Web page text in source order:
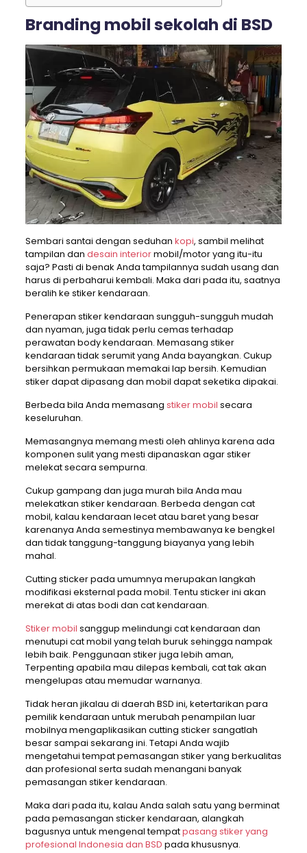
Branding mobil sekolah di BSD
Sembari santai dengan seduhan kopi, sambil melihat
tampilan dan desain interiormobil/motor yang itu-itu
saja? Pasti di benak Anda tampilannya sudah usang dan
harus di perbaharui kembali. Maka dari pada itu, saatnya
beralih ke stiker kendaraan.
Penerapan stiker kendaraan sungguh-sungguh mudah
dan nyaman, juga tidak perlu cemas terhadap
perawatan body kendaraan. Memasang stiker
kendaraan tidak serumit yang Anda bayangkan. Cukup
bersihkan permukaan memakai lap bersih. Kemudian
stiker dapat dipasang dan mobil dapat seketika dipakai.
Berbeda bila Anda memasang stiker mobil secara
keseluruhan.
Memasangnya memang mesti oleh ahlinya karena ada
komponen sulit yang mesti dipanaskan agar stiker
melekat secara sempurna.
Cukup gampang dan juga murah bila Anda mau
melekatkan stiker kendaraan. Berbeda dengan cat
mobil, kalau kendaraan lecet atau baret yang besar
karenanya Anda semestinya membawanya ke bengkel
dan tidak tanggung-tanggung biayanya yang lebih
mahal.
Cutting sticker pada umumnya merupakan langkah
modifikasi eksternal pada mobil. Tentu sticker ini akan
merekat di atas bodi dan cat kendaraan.
Stiker mobil sanggup melindungi cat kendaraan dan
menutupi cat mobil yang telah buruk sehingga nampak
lebih baik. Penggunaan stiker juga lebih aman,
Terpenting apabila mau dilepas kembali, cat tak akan
mengelupas atau memudar warnanya.
Tidak heran jikalau di daerah BSD ini, ketertarikan para
pemilik kendaraan untuk merubah penampilan luar
mobilnya mengaplikasikan cutting sticker sangatlah
besar sampai sekarang ini. Tetapi Anda wajib
mengetahui tempat pemasangan stiker yang berkualitas
dan profesional serta sudah menangani banyak
pemasangan stiker kendaraan.
Maka dari pada itu, kalau Anda salah satu yang berminat
pada pemasangan sticker kendaraan, alangkah
bagusnya untuk mengenal tempatpasang stiker yang
profesional Indonesia dan BSD pada khususnya.